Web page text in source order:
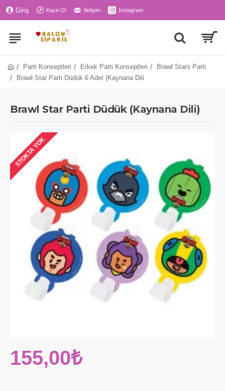
Giriş Kayıt Ol İletişim Instagram
Parti Konseptleri Erkek Parti Konseptleri
Brawl Stars Parti
Brawl Star Parti Düdük 6 Adet (Kaynana Dili
Brawl Star Parti Düdük (Kaynana Dili)
STOKTA YOK
155,00₺